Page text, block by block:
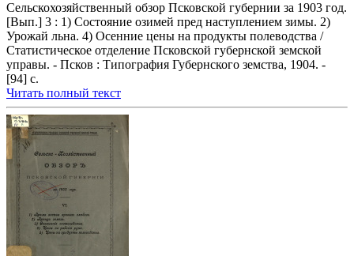
Сельскохозяйственный обзор Псковской губернии за 1903 год.
[Вып.] 3 : 1) Состояние озимей пред наступлением зимы. 2)
Урожай льна. 4) Осенние цены на продукты полеводства /
Статистическое отделение Псковской губернской земской
управы. - Псков : Типография Губернского земства, 1904. -
[94] с.
Читать полный текст